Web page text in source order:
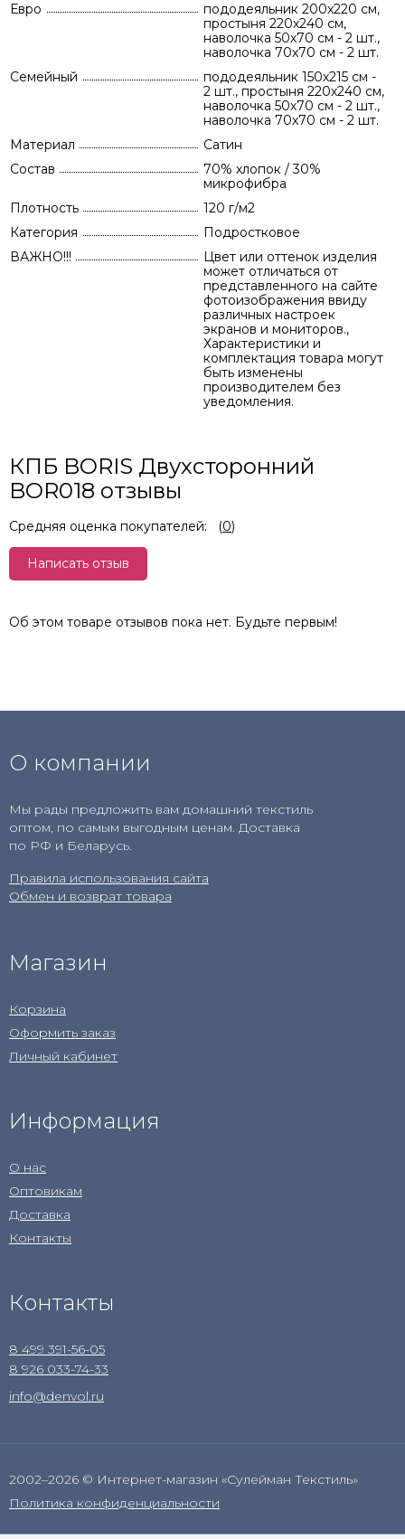
Евро
пододеяльник 200х220 см,
простыня 220х240 см,
наволочка 50х70 см - 2 шт.,
наволочка 70х70 см - 2 шт.
Семейный
пододеяльник 150х215 см -
2 шт., простыня 220х240 см,
наволочка 50х70 см - 2 шт.,
наволочка 70х70 см - 2 шт.
Материал
Сатин
Состав
70% хлопок / 30%
микрофибра
Плотность
120 г/м2
Категория
Подростковое
ВАЖНО!!!
Цвет или оттенок изделия
может отличаться от
представленного на сайте
фотоизображения ввиду
различных настроек
экранов и мониторов.,
Характеристики и
комплектация товара могут
быть изменены
производителем без
уведомления.
КПБ BORIS Двухсторонний
BOR018 отзывы
Средняя оценка покупателей: (0)
Написать отзыв
Об этом товаре отзывов пока нет. Будьте первым!
О компании
Мы рады предложить вам домашний текстиль
оптом, по самым выгодным ценам. Доставка
по РФ и Беларусь.
Правила использования сайта
Обмен и возврат товара
Магазин
Корзина
Оформить заказ
Личный кабинет
Информация
О нас
Оптовикам
Доставка
Контакты
Контакты
8 499 391-56-05
8 926 033-74-33
info@denvol.ru
2002–2026 © Интернет-магазин «Сулейман Текстиль»
Политика конфиденциальности